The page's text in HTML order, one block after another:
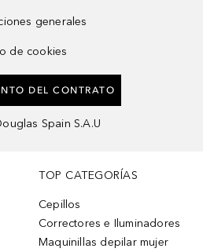
generales
de cookies
DEL CONTRATO
Spain S.A.U
TOP CATEGORÍAS
Cepillos
Correctores e Iluminadores
Maquinillas depilar mujer